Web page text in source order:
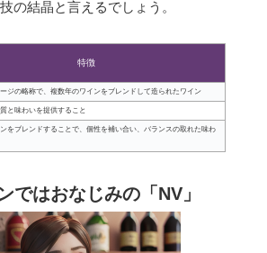
の結晶と言えるでしょう。
特徴
ジの略称で、複数年のワインをブレンドして造られたワイン
と味わいを提供すること
をブレンドすることで、個性を補い合い、バランスの取れた味わ
ではおなじみの「NV」